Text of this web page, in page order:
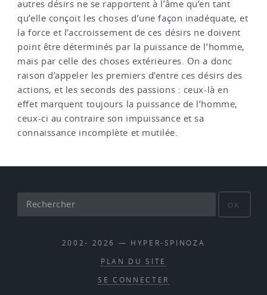
autres désirs ne se rapportent à l’âme qu’en tant
qu’elle conçoit les choses d’une façon inadéquate, et
la force et l’accroissement de ces désirs ne doivent
point être déterminés par la puissance de l’homme,
mais par celle des choses extérieures. On a donc
raison d’appeler les premiers d’entre ces désirs des
actions, et les seconds des passions : ceux-là en
effet marquent toujours la puissance de l’homme,
ceux-ci au contraire son impuissance et sa
connaissance incomplète et mutilée.
OK
2002- 2026 — HYPER-SPINOZA
PLAN DU SITE
SE CONNECTER